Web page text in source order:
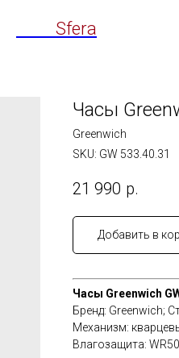
TimeSfera
Часы
Greenwich
SKU: GW 533.40.31
21 990 р.
Добавить в
Часы Greenwich
Бренд: Greenwich;
Механизм:
Влагозащита: